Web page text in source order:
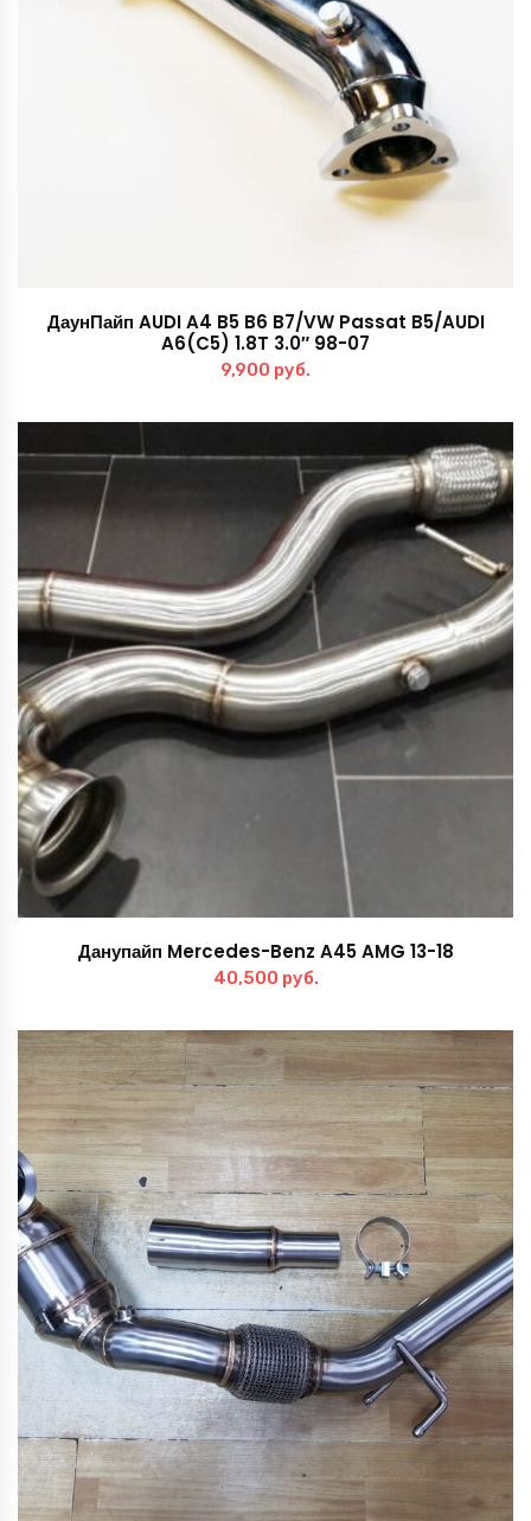
ДаунПайп AUDI A4 B5 B6 B7/VW Passat B5/AUDI
A6(C5) 1.8T 3.0″ 98-07
9,900 руб.
Данупайп Mercedes-Benz A45 AMG 13-18
40,500 руб.